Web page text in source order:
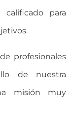
para
profesionales
de nuestra
misión muy